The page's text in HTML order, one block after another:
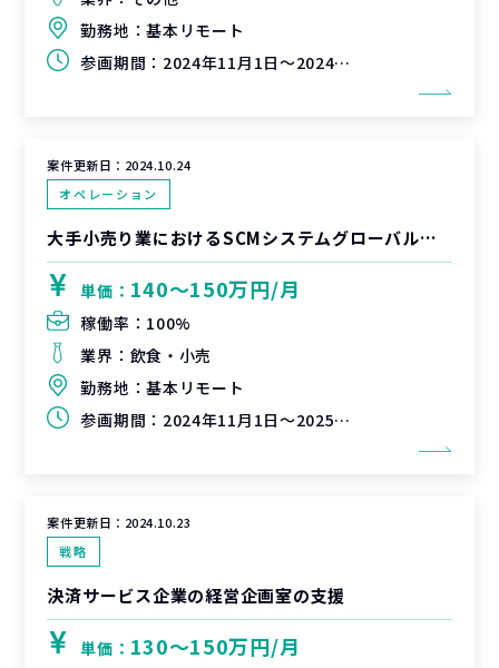
勤務地：基本リモート
参画期間： 2024年11月1日～2024年12月31日（延長可能性有）
案件更新日： 2024.10.24
オペレーション
大手小売り業におけるSCMシステムグローバル展開支援
単価： 140〜150万円/月
稼働率： 100%
業界： 飲食・小売
勤務地：基本リモート
参画期間： 2024年11月1日～2025年3月31日（延長可能性有）
案件更新日： 2024.10.23
戦略
決済サービス企業の経営企画室の支援
単価： 130〜150万円/月